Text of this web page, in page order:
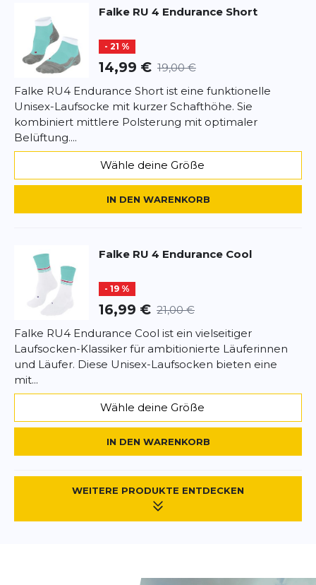
Falke RU 4 Endurance Short
- 21 %
14,99 € 19,00 €
Falke RU4 Endurance Short ist eine funktionelle
Unisex-Laufsocke mit kurzer Schafthöhe. Sie
kombiniert mittlere Polsterung mit optimaler
Belüftung....
Wähle deine Größe
IN DEN WARENKORB
Falke RU 4 Endurance Cool
- 19 %
16,99 € 21,00 €
Falke RU4 Endurance Cool ist ein vielseitiger
Laufsocken-Klassiker für ambitionierte Läuferinnen
und Läufer. Diese Unisex-Laufsocken bieten eine
mit...
Wähle deine Größe
IN DEN WARENKORB
WEITERE PRODUKTE ENTDECKEN